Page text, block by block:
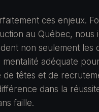
ces enjeux.
au Québec, nous
non seulement les
mentalité adéquate
de têtes et de
dans la
faille.